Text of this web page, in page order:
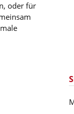
oder für